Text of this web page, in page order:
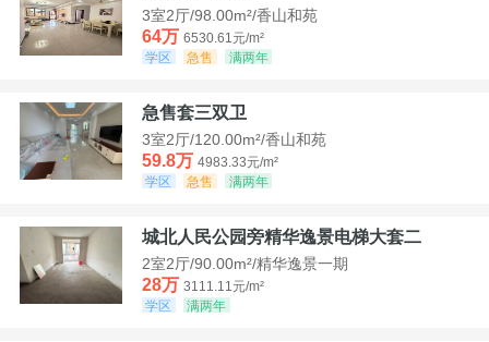
3室2厅/98.00m²/香山和苑
64万 6530.61元/m²
学区
急售 满两年
急售套三双卫
3室2厅/120.00m²/香山和苑
59.8万 4983.33元/m²
学区
急售 满两年
城北人民公园旁精华逸景电梯大套二
2室2厅/90.00m²/精华逸景一期
28万 3111.11元/m²
学区
满两年